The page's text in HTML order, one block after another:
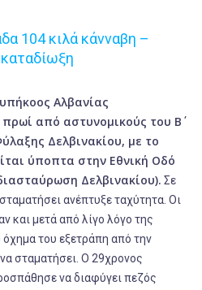
104 κιλά κάνναβη –
Αλβανίας
από αστυνομικούς του Β΄
Δελβινακίου, με το
ύποπτα στην Εθνική Οδό
Δελβινακίου). Σε
ανέπτυξε ταχύτητα. Οι
και μετά από λίγο λόγο της
του εξετράπη από την
σταματήσει. Ο 29χρονος
να διαφύγει πεζός